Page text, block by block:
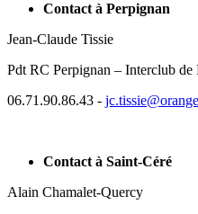
Contact à Perpignan
Jean-Claude Tissie
Pdt RC Perpignan – Interclub de
06.71.90.86.43 -
Contact à Saint-Céré
Alain Chamalet-Quercy